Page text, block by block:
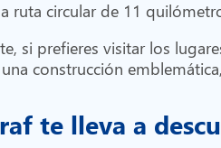
ruta circular de 11
si prefieres visitar los
construcción
te lleva a